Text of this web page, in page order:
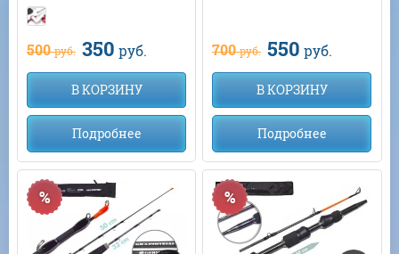
500руб. 350 руб.
В КОРЗИНУ
Подробнее
700руб. 550 руб.
В КОРЗИНУ
Подробнее
% %